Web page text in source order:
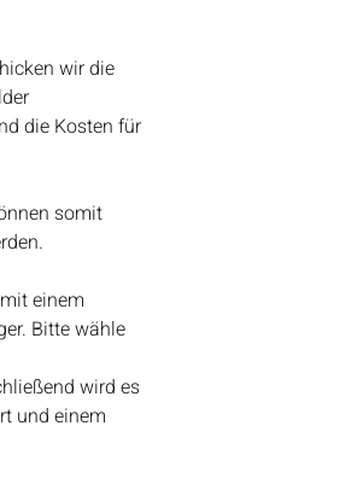
wir die
die Kosten für
somit
einem
Bitte wähle
wird es
und einem